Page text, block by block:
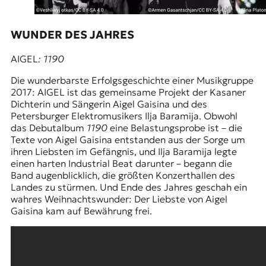
s
m
u
s
u
n
d
M
e
d
e
n
k
o
WUNDER DES JAHRES
AIGEL: 1190
Die wunderbarste Erfolgsgeschichte einer Musikgruppe
2017: AIGEL ist das gemeinsame Projekt der Kasaner
Dichterin und Sängerin Aigel Gaisina und des
Petersburger Elektromusikers Ilja Baramija. Obwohl
das Debutalbum 1190eine Belastungsprobe ist – die
Texte von Aigel Gaisina entstanden aus der Sorge um
ihren Liebsten im Gefängnis, und Ilja Baramija legte
einen harten Industrial Beat darunter – begann die
Band augenblicklich, die größten Konzerthallen des
Landes zu stürmen. Und Ende des Jahres geschah ein
wahres Weihnachtswunder: Der Liebste von Aigel
Gaisina kam auf Bewährung frei.